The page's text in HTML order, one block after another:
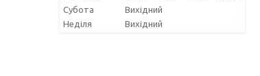
Субота
Вихідний
Неділя
Вихідний